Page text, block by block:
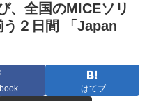
、全国のMICEソリ
２日間 「Japan
はてブ